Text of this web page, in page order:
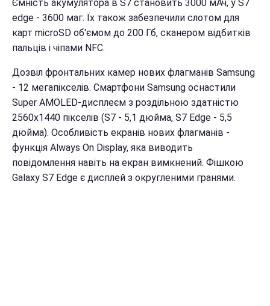
Ємність акумулятора в S7 становить 3000 мАч, у S7
edge - 3600 маг. Їх також забезпечили слотом для
карт microSD об'ємом до 200 Гб, сканером відбитків
пальців і чіпами NFC.
Дозвіл фронтальних камер нових флагманів Samsung
- 12 мегапікселів. Смартфони Samsung оснастили
Super AMOLED-дисплеєм з роздільною здатністю
2560х1440 пікселів (S7 - 5,1 дюйма, S7 Edge - 5,5
дюйма). Особливість екранів нових флагманів -
функція Always On Display, яка виводить
повідомлення навіть на екран вимкнений. Фішкою
Galaxy S7 Edge є дисплей з округленими гранями.